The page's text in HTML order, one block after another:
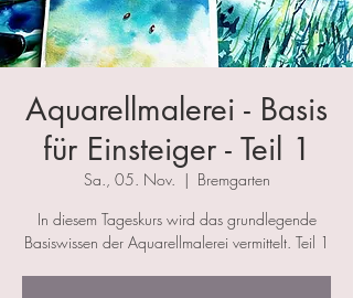
Aquarellmalerei - Basis
für Einsteiger - Teil 1
Sa., 05. Nov.
  |
Bremgarten
In diesem Tageskurs wird das grundlegende
Basiswissen der Aquarellmalerei vermittelt. Teil 1